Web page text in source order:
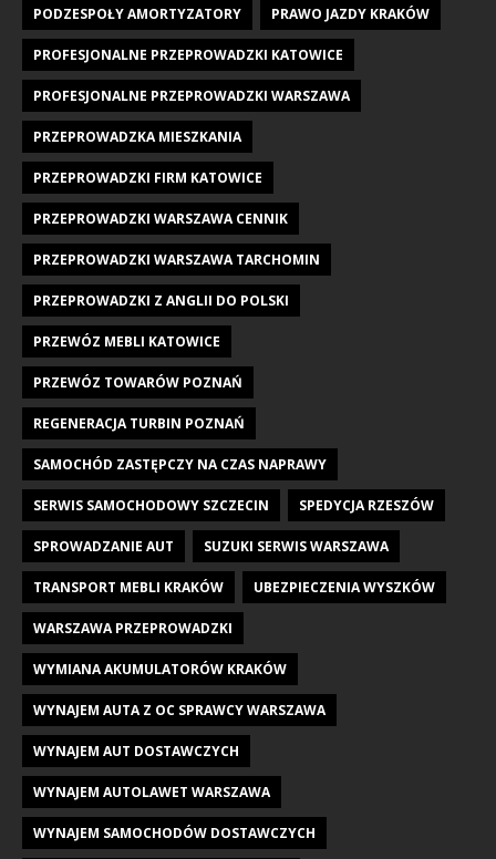
PODZESPOŁY AMORTYZATORY PRAWO JAZDY KRAKÓW
PROFESJONALNE PRZEPROWADZKI KATOWICE
PROFESJONALNE PRZEPROWADZKI WARSZAWA
PRZEPROWADZKA MIESZKANIA
PRZEPROWADZKI FIRM KATOWICE
PRZEPROWADZKI WARSZAWA CENNIK
PRZEPROWADZKI WARSZAWA TARCHOMIN
PRZEPROWADZKI Z ANGLII DO POLSKI
PRZEWÓZ MEBLI KATOWICE
PRZEWÓZ TOWARÓW POZNAŃ
REGENERACJA TURBIN POZNAŃ
SAMOCHÓD ZASTĘPCZY NA CZAS NAPRAWY
SERWIS SAMOCHODOWY SZCZECIN SPEDYCJA RZESZÓW
SPROWADZANIE AUT SUZUKI SERWIS WARSZAWA
TRANSPORT MEBLI KRAKÓW UBEZPIECZENIA WYSZKÓW
WARSZAWA PRZEPROWADZKI
WYMIANA AKUMULATORÓW KRAKÓW
WYNAJEM AUTA Z OC SPRAWCY WARSZAWA
WYNAJEM AUT DOSTAWCZYCH
WYNAJEM AUTOLAWET WARSZAWA
WYNAJEM SAMOCHODÓW DOSTAWCZYCH